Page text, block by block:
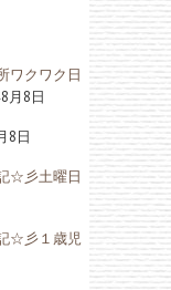
ワクワク日
月8日
8日
☆彡土曜日
☆彡１歳児